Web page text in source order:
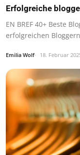
Erfolgreiche
EN BREF 40+ Beste
erfolgreichen
Emilia Wolf 18. Februar